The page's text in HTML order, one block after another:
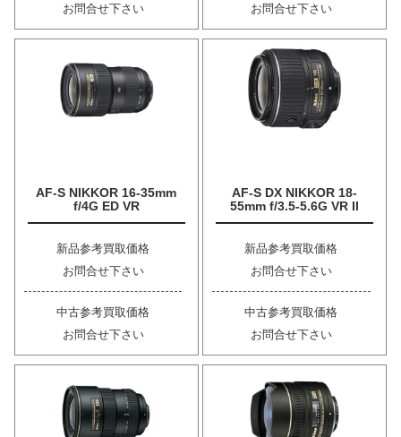
お問合せ下さい
お問合せ下さい
AF-S NIKKOR 16-35mm
f/4G ED VR
新品参考買取価格
お問合せ下さい
中古参考買取価格
お問合せ下さい
AF-S DX NIKKOR 18-
55mm f/3.5-5.6G VR II
新品参考買取価格
お問合せ下さい
中古参考買取価格
お問合せ下さい